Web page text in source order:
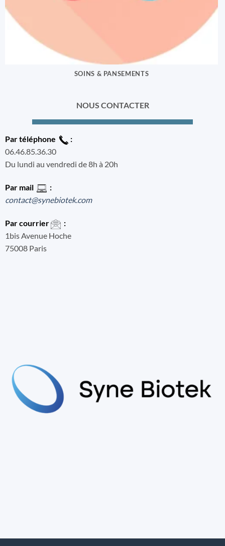
SOINS & PANSEMENTS
NOUS CONTACTER
Par téléphone
:
06.46.85.36.30
Du lundi au vendredi de 8h à 20h
Par mail
:
contact@synebiotek.com
Par courrier
:
1bis Avenue Hoche
75008 Paris